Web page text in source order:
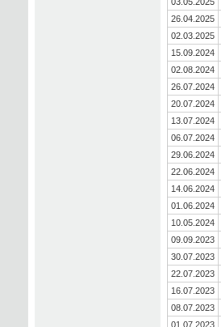
26.04.2025
02.03.2025
15.09.2024
02.08.2024
26.07.2024
20.07.2024
13.07.2024
06.07.2024
29.06.2024
22.06.2024
14.06.2024
01.06.2024
10.05.2024
09.09.2023
30.07.2023
22.07.2023
16.07.2023
08.07.2023
01.07.2023